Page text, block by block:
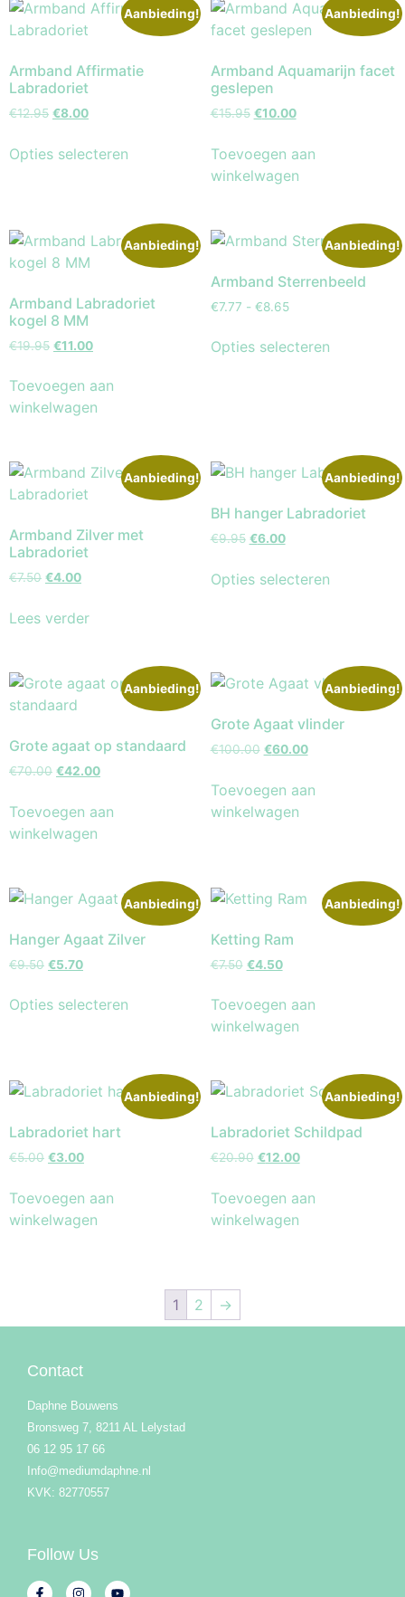
Aanbieding!
Armband Affirmatie
Labradoriet
€12.95 €8.00
Opties selecteren
Aanbieding!
Armband Aquamarijn facet
geslepen
€15.95 €10.00
Toevoegen aan
winkelwagen
Aanbieding!
Armband Labradoriet
kogel 8 MM
€19.95 €11.00
Toevoegen aan
winkelwagen
Aanbieding!
Armband Sterrenbeeld
€7.77 - €8.65
Opties selecteren
Aanbieding!
Armband Zilver met
Labradoriet
€7.50 €4.00
Lees verder
Aanbieding!
BH hanger Labradoriet
€9.95 €6.00
Opties selecteren
Aanbieding!
Grote agaat op standaard
€70.00 €42.00
Toevoegen aan
winkelwagen
Aanbieding!
Grote Agaat vlinder
€100.00 €60.00
Toevoegen aan
winkelwagen
Aanbieding!
Hanger Agaat Zilver
€9.50 €5.70
Opties selecteren
Aanbieding!
Ketting Ram
€7.50 €4.50
Toevoegen aan
winkelwagen
Aanbieding!
Labradoriet hart
€5.00 €3.00
Toevoegen aan
winkelwagen
Aanbieding!
Labradoriet Schildpad
€20.90 €12.00
Toevoegen aan
winkelwagen
1 2 →
Contact
Daphne Bouwens
Bronsweg 7, 8211 AL Lelystad
06 12 95 17 66
Info@mediumdaphne.nl
KVK: 82770557
Follow Us